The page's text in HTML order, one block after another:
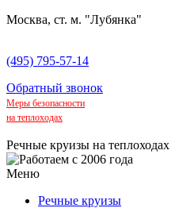
Москва, ст. м. "Лубянка"
(495) 795-57-14
Обратный звонок
Меры безопасности
на теплоходах
Речные круизы на теплоходах
Меню
Речные круизы